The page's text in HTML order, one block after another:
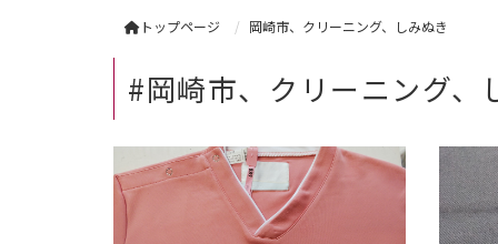
トップページ 岡崎市、クリーニング、しみぬき
#岡崎市、クリーニング、